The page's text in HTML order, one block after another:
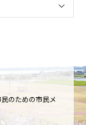
のための市民メ